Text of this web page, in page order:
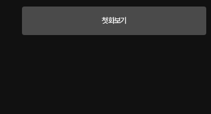
첫화보기